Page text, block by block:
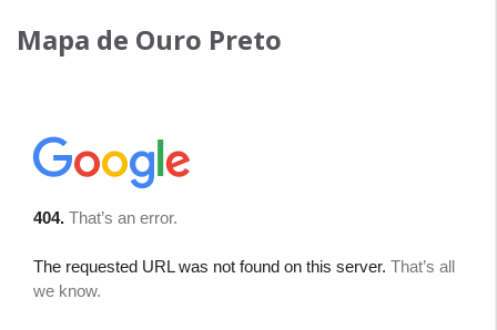
Mapa de Ouro Preto